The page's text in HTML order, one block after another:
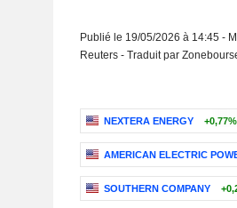
Publié le 19/05/2026 à 14:45 -
Reuters - Traduit par
NEXTERA ENERGY +0,77%
AMERICAN ELECTRIC
SOUTHERN COMPANY